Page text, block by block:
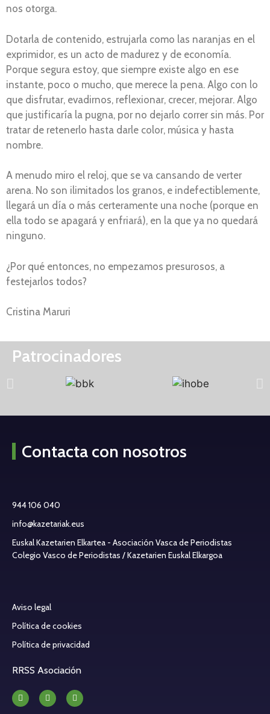
nos otorga.
Dotarla de contenido, estrujarla como las naranjas en el
exprimidor, es un acto de madurez y de economía.
Porque segura estoy, que siempre existe algo en ese
instante, poco o mucho, que merece la pena. Algo con lo
que disfrutar, evadirnos, reflexionar, crecer, mejorar. Algo
que justificaría la pugna, por no dejarlo correr sin más. Por
tratar de retenerlo hasta darle color, música y hasta
nombre.
A menudo miro el reloj, que se va cansando de verter
arena. No son ilimitados los granos, e indefectiblemente,
llegará un día o más certeramente una noche (porque en
ella todo se apagará y enfriará), en la que ya no quedará
ninguno.
¿Por qué entonces, no empezamos presurosos, a
festejarlos todos?
Cristina Maruri
Patrocinadores
Contacta con nosotros
944 106 040
info@kazetariak.eus
Euskal Kazetarien Elkartea - Asociación Vasca de Periodistas
Colegio Vasco de Periodistas / Kazetarien Euskal Elkargoa
Aviso legal
Política de cookies
Política de privacidad
RRSS Asociación